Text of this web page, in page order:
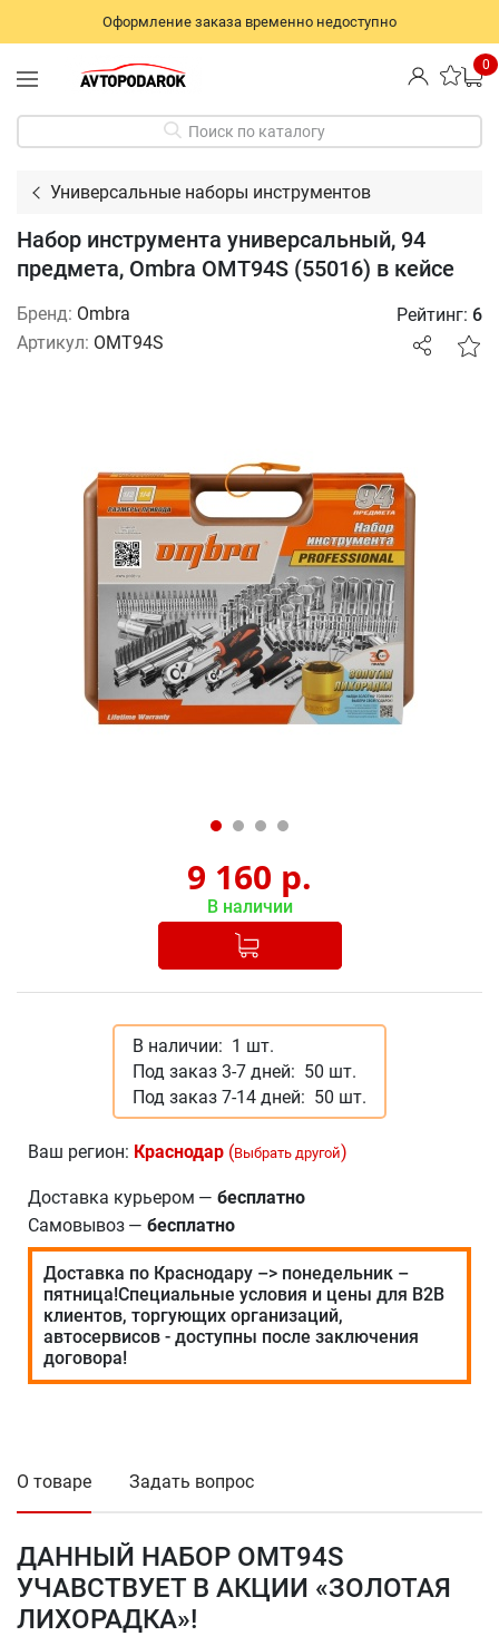
Оформление заказа временно недоступно
0
Поиск по каталогу
Универсальные наборы инструментов
Набор инструмента универсальный, 94
предмета, Ombra OMT94S (55016) в кейсе
Бренд: Ombra
Артикул: OMT94S
Рейтинг: 6
9 160 р.
В наличии
Добавлено в корзину
В наличии: 1 шт.
Под заказ 3-7 дней: 50 шт.
Под заказ 7-14 дней: 50 шт.
Ваш регион: Краснодар (Выбрать другой)
Доставка курьером — бесплатно
Самовывоз — бесплатно
Доставка по Краснодару –> понедельник –
пятница!Специальные условия и цены для В2В
клиентов, торгующих организаций,
автосервисов - доступны после заключения
договора!
О товаре Задать вопрос
ДАННЫЙ НАБОР OMT94S
УЧАВСТВУЕТ В АКЦИИ «ЗОЛОТАЯ
ЛИХОРАДКА»!